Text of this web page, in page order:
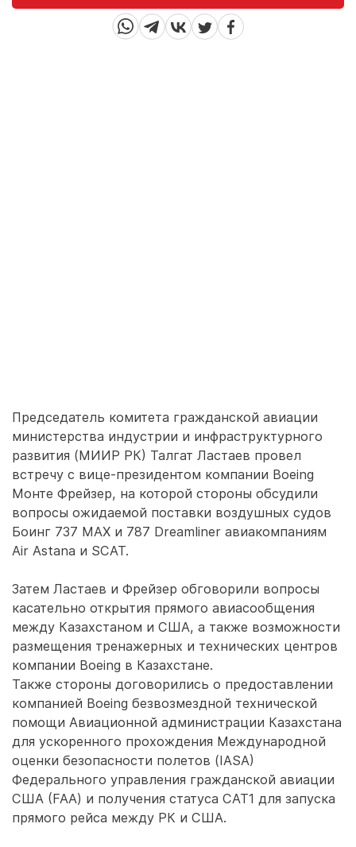
Председатель комитета гражданской авиации
министерства индустрии и инфраструктурного
развития (МИИР РК) Талгат Ластаев провел
встречу с вице-президентом компании Boeing
Монте Фрейзер, на которой стороны обсудили
вопросы ожидаемой поставки воздушных судов
Боинг 737 MAX и 787 Dreamliner авиакомпаниям
Air Astana и SCAT.
Затем Ластаев и Фрейзер обговорили вопросы
касательно открытия прямого авиасообщения
между Казахстаном и США, а также возможности
размещения тренажерных и технических центров
компании Boeing в Казахстане.
Также стороны договорились о предоставлении
компанией Boeing безвозмездной технической
помощи Авиационной администрации Казахстана
для ускоренного прохождения Международной
оценки безопасности полетов (IASA)
Федерального управления гражданской авиации
США (FAA) и получения статуса CAT1 для запуска
прямого рейса между РК и США.